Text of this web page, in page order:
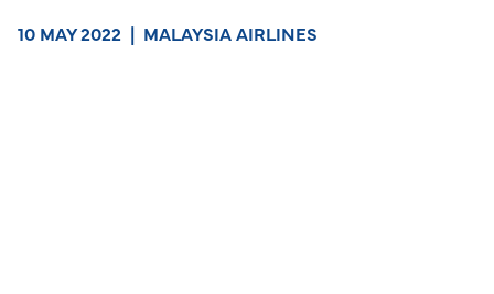
10 MAY 2022 | MALAYSIA AIRLINES